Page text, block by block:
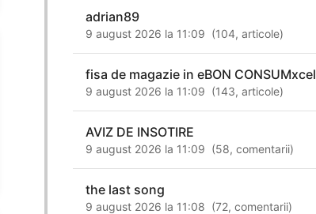
adrian89
9 august 2026 la 11:09 (104,articole)
fisa de magazie in eBON CONSUMxcel
9 august 2026 la 11:09 (143,articole)
AVIZ DE INSOTIRE
9 august 2026 la 11:09 (58,comentarii)
the last song
9 august 2026 la 11:08 (72,comentarii)